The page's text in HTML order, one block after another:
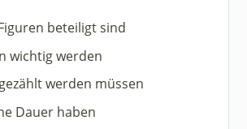
beteiligt sind
wichtig werden
werden müssen
Dauer haben